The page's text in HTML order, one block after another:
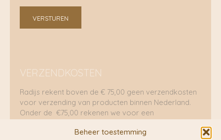
Beheer toestemming
VERSTUREN
VERZENDKOSTEN
Radijs rekent boven de € 75,00 geen verzendkosten
voor verzending van producten binnen Nederland.
Onder de €75,00 rekenen we voor een